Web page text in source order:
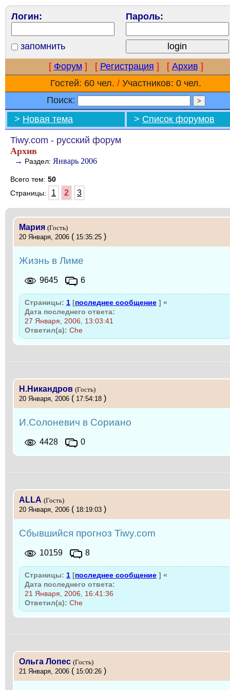
Логин: Пароль:
запомнить
[ Форум ] [ Регистрация ] [ Архив ]
Гостей: 60 чел. / Участников: 0 чел.
Поиск:
> Новая тема > Список форумов
Tiwy.com - русский форум
Архив
→ Раздел: Январь 2006
Всего тем: 50
Страницы:
1 2 3
Мария (Гость)
20 Января, 2006 ( 15:35:25 )
Жизнь в Лиме
9645 6
Страницы: 1 [последнее сообщение ] «
Дата последнего ответа:
27 Января, 2006, 13:03:41
Ответил(а): Che
Н.Никандров (Гость)
20 Января, 2006 ( 17:54:18 )
И.Солоневич в Сориано
4428 0
ALLA (Гость)
20 Января, 2006 ( 18:19:03 )
Сбывшийся прогноз Tiwy.com
10159 8
Страницы: 1 [последнее сообщение ] «
Дата последнего ответа:
21 Января, 2006, 16:41:36
Ответил(а): Che
Ольга Лопес (Гость)
21 Января, 2006 ( 15:00:26 )